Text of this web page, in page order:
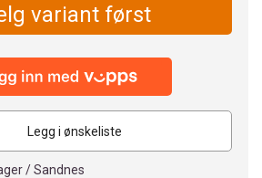
variant først
Legg i ønskeliste
/ Sandnes